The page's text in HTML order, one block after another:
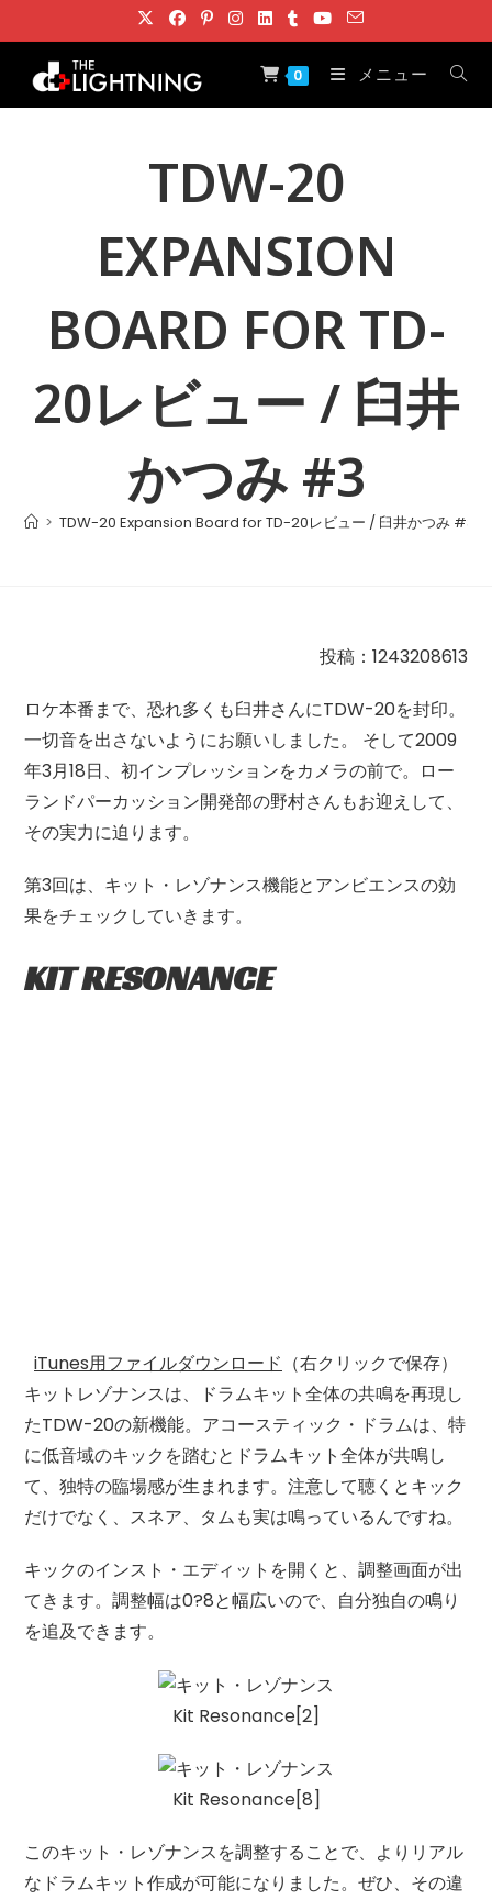
ン
0 メニュー
TDW-20
EXPANSION
BOARD FOR TD-
20レビュー / 臼井
かつみ #3
> TDW-20 Expansion Board for TD-20レビュー / 臼井かつみ #3
投稿：1243208613
ロケ本番まで、恐れ多くも臼井さんにTDW-20を封印。
一切音を出さないようにお願いしました。 そして2009
年3月18日、初インプレッションをカメラの前で。ロー
ランドパーカッション開発部の野村さんもお迎えして、
その実力に迫ります。
第3回は、キット・レゾナンス機能とアンビエンスの効
果をチェックしていきます。
KIT RESONANCE
iTunes用ファイルダウンロード （右クリックで保存）
キットレゾナンスは、ドラムキット全体の共鳴を再現し
たTDW-20の新機能。アコースティック・ドラムは、特
に低音域のキックを踏むとドラムキット全体が共鳴し
て、独特の臨場感が生まれます。注意して聴くとキック
だけでなく、スネア、タムも実は鳴っているんですね。
キックのインスト・エディットを開くと、調整画面が出
てきます。調整幅は0?8と幅広いので、自分独自の鳴り
を追及できます。
Kit Resonance[2]
Kit Resonance[8]
このキット・レゾナンスを調整することで、よりリアル
なドラムキット作成が可能になりました。ぜひ、その違